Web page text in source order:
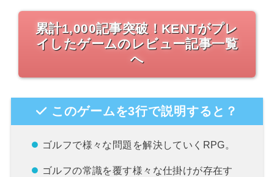
累計1,000記事突破！KENTがプレ
イしたゲームのレビュー記事一覧
へ
このゲームを3行で説明すると？
ゴルフで様々な問題を解決していくRPG。
ゴルフの常識を覆す様々な仕掛けが存在す